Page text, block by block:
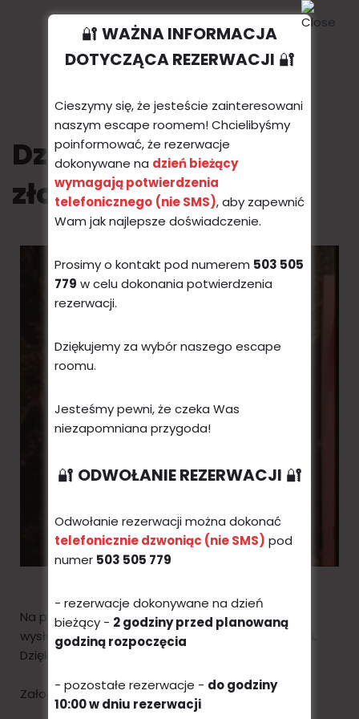
UNLOCK THE DOOR
Dziękujemy za
złożenie rezerwacji!
Na podany podczas rezerwacji adres email
wysłaliśmy wiadomość z wszystkimi informacjami.
Dziękujemy i zapraszamy w wybranym terminie!
Załoga UNLOCKtheDOOR
🔐WAŻNA INFORMACJA
DOTYCZĄCA REZERWACJI 🔐
Cieszymy się, że jesteście zainteresowani
naszym escape roomem! Chcielibyśmy
poinformować, że rezerwacje
dokonywane na dzień bieżący
wymagają potwierdzenia
telefonicznego (nie SMS), aby zapewnić
Wam jak najlepsze doświadczenie.
Prosimy o kontakt pod numerem 503 505
779 w celu dokonania potwierdzenia
rezerwacji.
Dziękujemy za wybór naszego escape
roomu.
Jesteśmy pewni, że czeka Was
niezapomniana przygoda!
🔐 ODWOŁANIE REZERWACJI 🔐
Odwołanie rezerwacji można dokonać
telefonicznie dzwoniąc (nie SMS) pod
numer 503 505 779
- rezerwacje dokonywane na dzień
bieżący - 2 godziny przed planowaną
godziną rozpoczęcia
- pozostałe rezerwacje - do godziny
10:00 w dniu rezerwacji